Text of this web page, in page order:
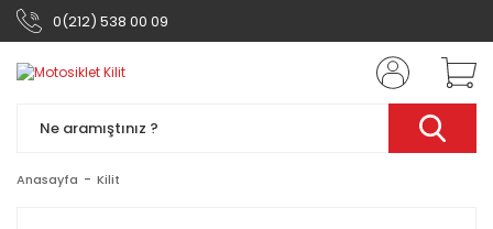
0(212) 538 00 09
Anasayfa Kilit